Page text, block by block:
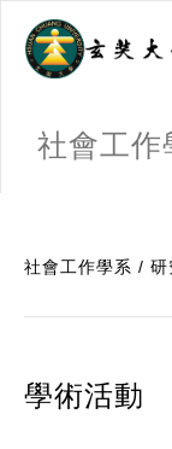
社會工作
社會工作學系 / 研
學術活動